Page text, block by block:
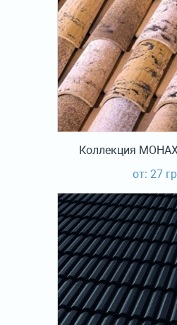
Коллекция
от: 27